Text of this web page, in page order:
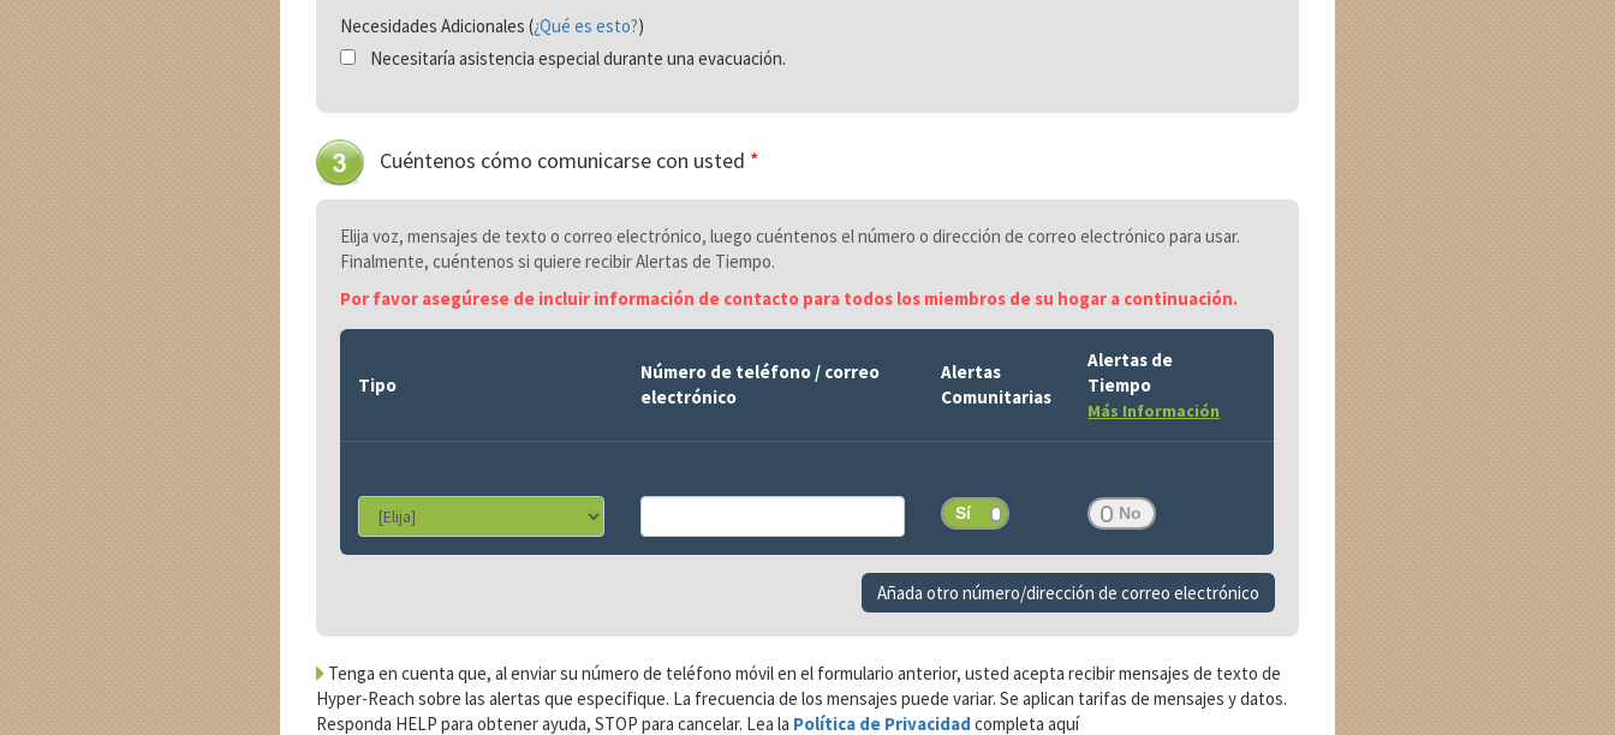
Necesidades Adicionales (¿Qué es esto?)
Necesitaría asistencia especial durante una evacuación.
Cuéntenos cómo comunicarse con usted *
Elija voz, mensajes de texto o correo electrónico, luego cuéntenos el número o dirección de correo electrónico para usar.
Finalmente, cuéntenos si quiere recibir Alertas de Tiempo.
Por favor asegúrese de incluir información de contacto para todos los miembros de su hogar a continuación.
Tipo
Número de teléfono / correo
electrónico
Alertas
Comunitarias
Alertas de
Tiempo
Más Información
Añada otro número/dirección de correo electrónico
Tenga en cuenta que, al enviar su número de teléfono móvil en el formulario anterior, usted acepta recibir mensajes de texto de
Hyper-Reach sobre las alertas que especifique. La frecuencia de los mensajes puede variar. Se aplican tarifas de mensajes y datos.
Responda HELP para obtener ayuda, STOP para cancelar. Lea la Política de Privacidadcompleta aquí